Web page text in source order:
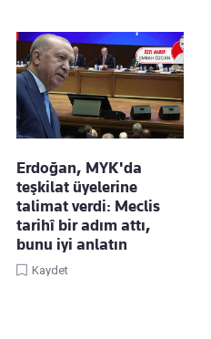
Erdoğan, MYK'da
teşkilat üyelerine
talimat verdi: Meclis
tarihî bir adım attı,
bunu iyi anlatın
Kaydet